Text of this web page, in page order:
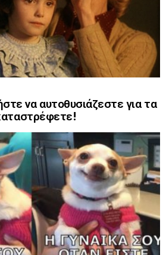
να αυτοθυσιάζεστε για τα